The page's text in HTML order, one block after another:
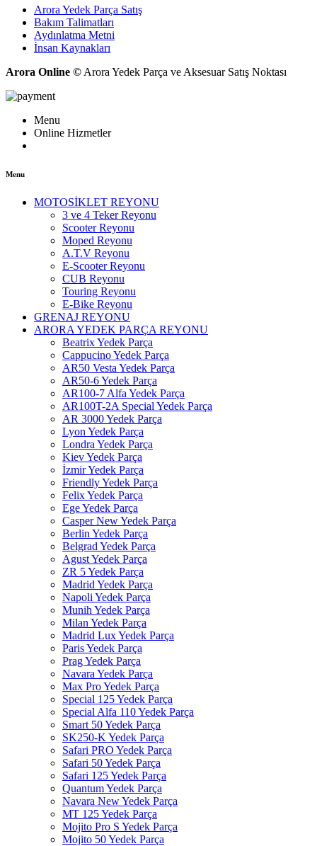
Arora Yedek Parça Satış
Bakım Talimatları
Aydınlatma Metni
İnsan Kaynakları
Arora Online © Arora Yedek Parça ve Aksesuar Satış Noktası
Menu
Online Hizmetler
Menu
MOTOSİKLET REYONU
3 ve 4 Teker Reyonu
Scooter Reyonu
Moped Reyonu
A.T.V Reyonu
E-Scooter Reyonu
CUB Reyonu
Touring Reyonu
E-Bike Reyonu
GRENAJ REYONU
ARORA YEDEK PARÇA REYONU
Beatrix Yedek Parça
Cappucino Yedek Parça
AR50 Vesta Yedek Parça
AR50-6 Yedek Parça
AR100-7 Alfa Yedek Parça
AR100T-2A Special Yedek Parça
AR 3000 Yedek Parça
Lyon Yedek Parça
Londra Yedek Parça
Kiev Yedek Parça
İzmir Yedek Parça
Friendly Yedek Parça
Felix Yedek Parça
Ege Yedek Parça
Casper New Yedek Parça
Berlin Yedek Parça
Belgrad Yedek Parça
Agust Yedek Parça
ZR 5 Yedek Parça
Madrid Yedek Parça
Napoli Yedek Parça
Munih Yedek Parça
Milan Yedek Parça
Madrid Lux Yedek Parça
Paris Yedek Parça
Prag Yedek Parça
Navara Yedek Parça
Max Pro Yedek Parça
Special 125 Yedek Parça
Special Alfa 110 Yedek Parça
Smart 50 Yedek Parça
SK250-K Yedek Parça
Safari PRO Yedek Parça
Safari 50 Yedek Parça
Safari 125 Yedek Parça
Quantum Yedek Parça
Navara New Yedek Parça
MT 125 Yedek Parça
Mojito Pro S Yedek Parça
Mojito 50 Yedek Parça